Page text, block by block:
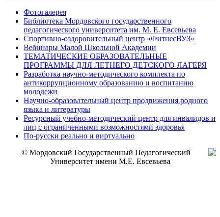
Фотогалерея
Библиотека Мордовского государственного
педагогического университета им. М. Е. Евсевьева
Спортивно-оздоровительный центр «ФитнесВУЗ»
Вебинары Малой Школьной Академии
ТЕМАТИЧЕСКИЕ ОБРАЗОВАТЕЛЬНЫЕ
ПРОГРАММЫ ДЛЯ ЛЕТНЕГО ДЕТСКОГО ЛАГЕРЯ
Разработка научно-методического комплекта по
антикоррупционному образованию и воспитанию
молодежи
Научно-образовательный центр продвижения родного
языка и литературы
Ресурсный учебно-методический центр для инвалидов и
лиц с ограниченными возможностями здоровья
По-русски реально и виртуально
© Мордовский Государственный Педагогический
Университет имени М.Е. Евсевьева